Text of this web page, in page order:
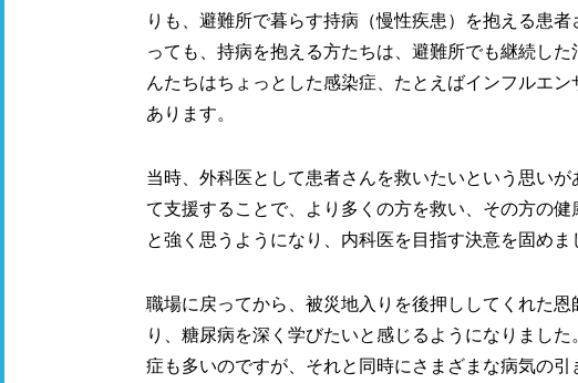
りも、避難所で暮らす持病（慢性疾患）を抱える患
っても、持病を抱える方たちは、避難所でも継続し
んたちはちょっとした感染症、たとえばインフルエ
あります。
当時、外科医として患者さんを救いたいという思い
て支援することで、より多くの方を救い、その方の
と強く思うようになり、内科医を目指す決意を固めま
職場に戻ってから、被災地入りを後押ししてくれた
り、糖尿病を深く学びたいと感じるようになりまし
症も多いのですが、それと同時にさまざまな病気の